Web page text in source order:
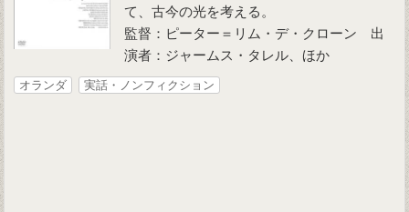
て、古今の光を考える。
監督：ピーター＝リム・デ・クローン 出
演者：ジャームス・タレル、ほか
オランダ 実話・ノンフィクション